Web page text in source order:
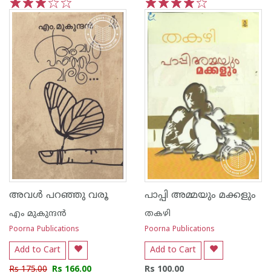
5
4
3
2
1 5
4
3
2
1
അവള്‍ പറഞ്ഞു വരൂ
എം മുകുന്ദ‌ന്‍
Poorna Publications
Add to Cart
Rs 175.00 Rs 166.00
പാപ്പി അമ്മയും മക്കളും
തകഴി
Poorna Publications
Add to Cart
Rs 100.00